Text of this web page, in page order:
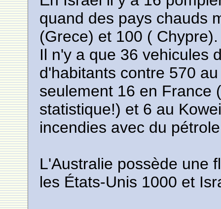
quand des pays chauds
(Grece) et 100 ( Chypre).
Il n'y a que 36 vehicules
d'habitants contre 570
seulement 16 en France
statistique!) et 6 au
incendies avec du
L'Australie possède une
les États-Unis 1000 et